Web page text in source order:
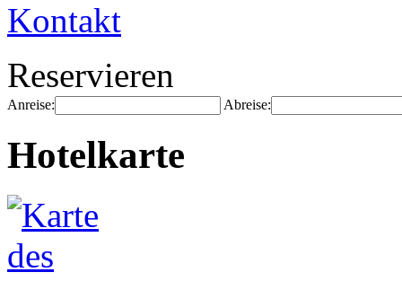
Kontakt
Reservieren
Anreise: Abreise:
Hotelkarte